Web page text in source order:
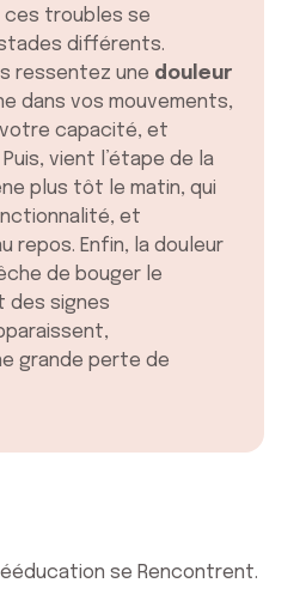
ces troubles se
différents.
ressentez une douleur
dans vos mouvements,
votre capacité, et
vient l’étape de la
plus tôt le matin, qui
et
repos. Enfin, la douleur
de bouger le
des signes
grande perte de
se Rencontrent.